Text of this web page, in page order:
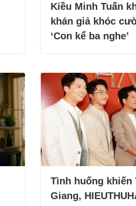
Kiều Minh Tuấn
khán giả khóc
‘Con kể ba nghe’
Tình huống khiến
Giang,